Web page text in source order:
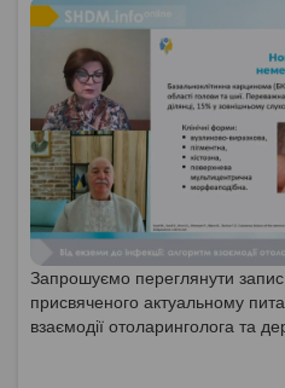
Запрошуємо переглянути
присвяченого актуальному
взаємодії отоларинголога та